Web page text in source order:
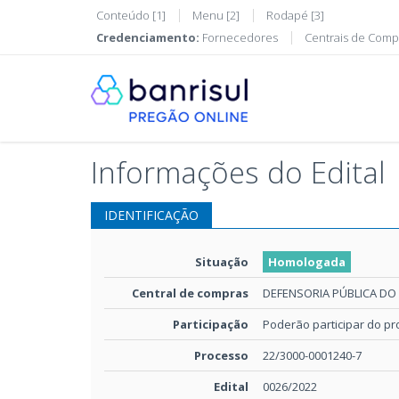
Conteúdo [1] Menu [2]
Rodapé [3]
Credenciamento: Fornecedores Centrais de
Informações do Edital
IDENTIFICAÇÃO
Situação
Homologada
Central de compras
DEFENSORIA PÚBLICA
Participação
Poderão participar do
Processo
22/3000-0001240-7
Edital
0026/2022